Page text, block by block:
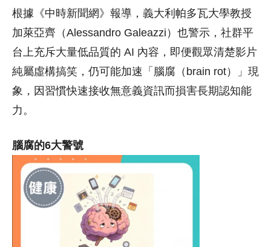
根據《中時新聞網》報導，義大利帕多瓦大學教授
加萊亞齊（Alessandro Galeazzi）也警示，社群平
台上充斥大量低品質的 AI 內容，即便觀眾清楚影片
純屬虛構搞笑，仍可能加速「腦腐（brain rot）」現
象，因習慣快速接收無意義資訊而損害長期認知能
力。
腦腐的6大警號